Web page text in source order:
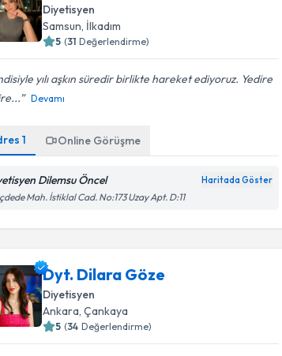
Diyetisyen
Samsun İlkadım
5 (31 Değerlendirme)
yılı aşkın süredir birlikte hareket ediyoruz. Yedire
Devamı
1 Online Görüşme
Dilemsu Öncel Haritada Göster
Mah. İstiklal Cad. No:173 Uzay Apt. D:11
Dyt. Dilara Göze
Diyetisyen
Ankara,Çankaya
5 (34 Değerlendirme)